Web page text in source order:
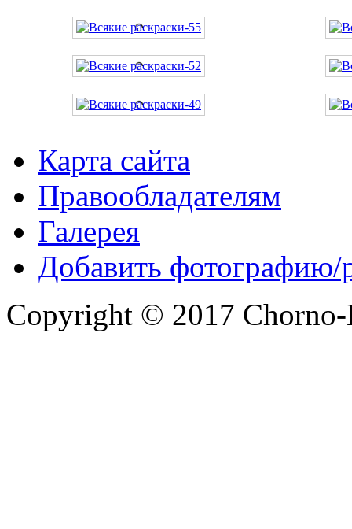
Карта сайта
Правообладателям
Галерея
Добавить фотографию/
Copyright © 2017